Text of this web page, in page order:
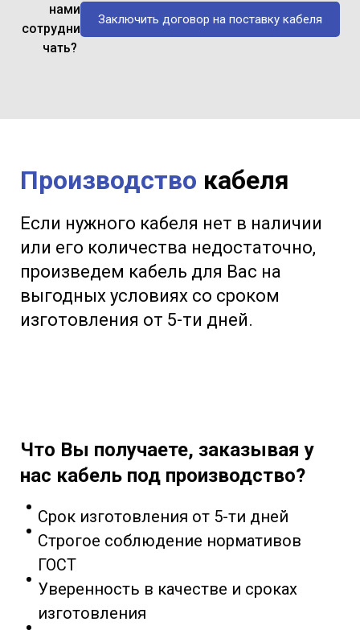
Заключить договор на поставку кабеля
нами
сотрудни
чать?
Производство кабеля
Если нужного кабеля нет в наличии
или его количества недостаточно,
произведем кабель для Вас на
выгодных условиях со сроком
изготовления от 5-ти дней.
Что Вы получаете, заказывая у
нас кабель под производство?
Срок изготовления от 5-ти дней
Строгое соблюдение нормативов
ГОСТ
Уверенность в качестве и сроках
изготовления